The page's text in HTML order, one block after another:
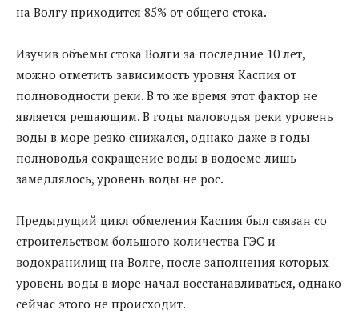
на Волгу приходится 85% от общего стока.
Изучив объемы стока Волги за последние 10 лет,
можно отметить зависимость уровня Каспия от
полноводности реки. В то же время этот фактор не
является решающим. В годы маловодья реки уровень
воды в море резко снижался, однако даже в годы
полноводья сокращение воды в водоеме лишь
замедлялось, уровень воды не рос.
Предыдущий цикл обмеления Каспия был связан со
строительством большого количества ГЭС и
водохранилищ на Волге, после заполнения которых
уровень воды в море начал восстанавливаться, однако
сейчас этого не происходит.